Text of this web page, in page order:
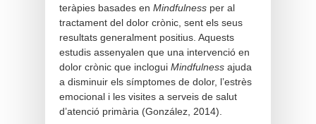
teràpies basades en Mindfulness per al
tractament del dolor crònic, sent els seus
resultats generalment positius. Aquests
estudis assenyalen que una intervenció en
dolor crònic que inclogui Mindfulness ajuda
a disminuir els símptomes de dolor, l’estrès
emocional i les visites a serveis de salut
d’atenció primària (González, 2014).